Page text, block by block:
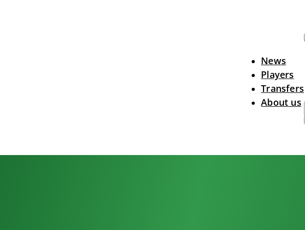
News
Players
Transfers
About us